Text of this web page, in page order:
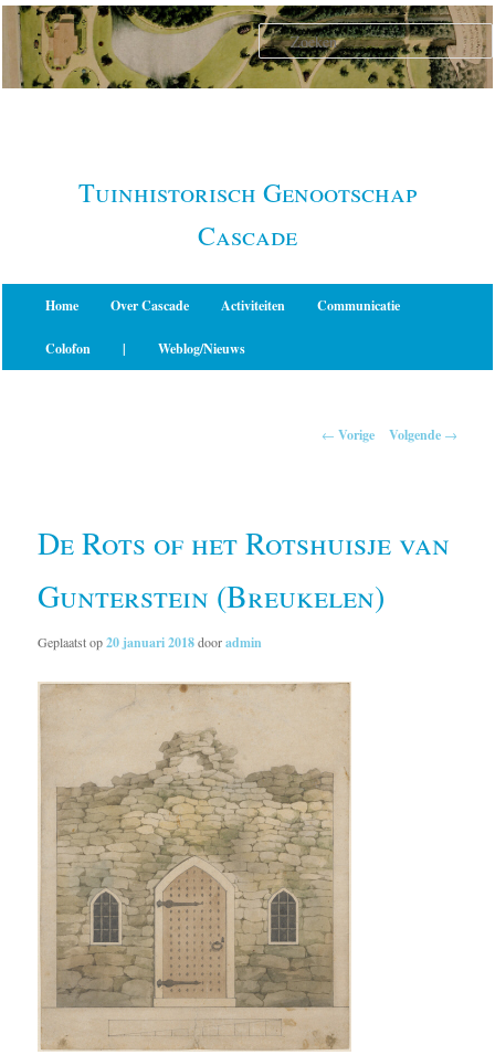
Spring
naar
primaire
Tuinhistorisch Genootschap
Cascade
Home Over Cascade Activiteiten Communicatie
Colofon | Weblog/Nieuws
← Vorige Volgende →
De Rots of het Rotshuisje van
Gunterstein (Breukelen)
Geplaatst op20 januari 2018dooradmin